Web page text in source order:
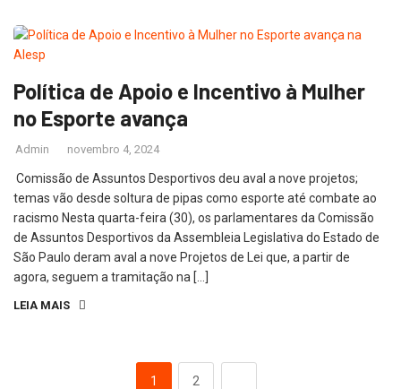
Política de Apoio e Incentivo à Mulher
no Esporte avança
Admin novembro 4, 2024
Comissão de Assuntos Desportivos deu aval a nove projetos;
temas vão desde soltura de pipas como esporte até combate ao
racismo Nesta quarta-feira (30), os parlamentares da Comissão
de Assuntos Desportivos da Assembleia Legislativa do Estado de
São Paulo deram aval a nove Projetos de Lei que, a partir de
agora, seguem a tramitação na […]
LEIA MAIS
1 2